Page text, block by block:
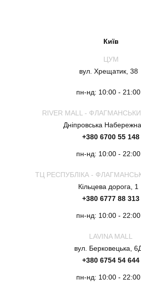
Київ
ЦУМ
вул. Хрещатик, 38
пн-нд: 10:00 - 21:00
RIVER MALL -
Дніпровська
+380 6700 55 148
пн-нд: 10:00 - 22:00
ТЦ РЕСПУБЛІКА -
Кільцева дорога, 1
+380 6777 88 313
пн-нд: 10:00 - 22:00
LAVINA MALL
вул. Берковецька,
+380 6754 54 644
пн-нд: 10:00 - 22:00